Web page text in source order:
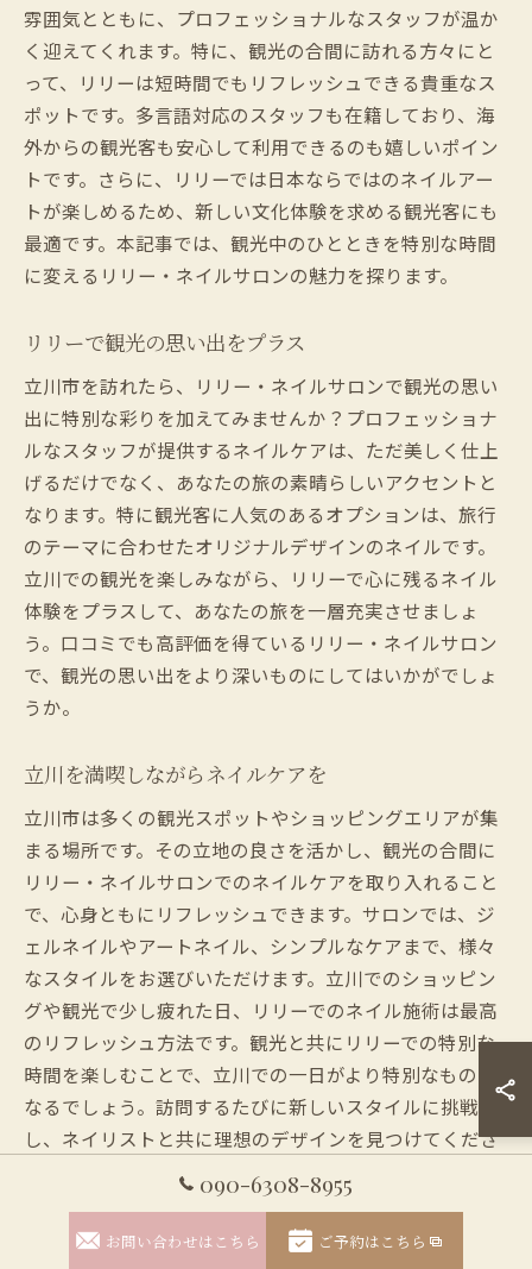
雰囲気とともに、プロフェッショナルなスタッフが温か
く迎えてくれます。特に、観光の合間に訪れる方々にと
って、リリーは短時間でもリフレッシュできる貴重なス
ポットです。多言語対応のスタッフも在籍しており、海
外からの観光客も安心して利用できるのも嬉しいポイン
トです。さらに、リリーでは日本ならではのネイルアー
トが楽しめるため、新しい文化体験を求める観光客にも
最適です。本記事では、観光中のひとときを特別な時間
に変えるリリー・ネイルサロンの魅力を探ります。
リリーで観光の思い出をプラス
立川市を訪れたら、リリー・ネイルサロンで観光の思い
出に特別な彩りを加えてみませんか？プロフェッショナ
ルなスタッフが提供するネイルケアは、ただ美しく仕上
げるだけでなく、あなたの旅の素晴らしいアクセントと
なります。特に観光客に人気のあるオプションは、旅行
のテーマに合わせたオリジナルデザインのネイルです。
立川での観光を楽しみながら、リリーで心に残るネイル
体験をプラスして、あなたの旅を一層充実させましょ
う。口コミでも高評価を得ているリリー・ネイルサロン
で、観光の思い出をより深いものにしてはいかがでしょ
うか。
立川を満喫しながらネイルケアを
立川市は多くの観光スポットやショッピングエリアが集
まる場所です。その立地の良さを活かし、観光の合間に
リリー・ネイルサロンでのネイルケアを取り入れること
で、心身ともにリフレッシュできます。サロンでは、ジ
ェルネイルやアートネイル、シンプルなケアまで、様々
なスタイルをお選びいただけます。立川でのショッピン
グや観光で少し疲れた日、リリーでのネイル施術は最高
のリフレッシュ方法です。観光と共にリリーでの特別な
時間を楽しむことで、立川での一日がより特別なものに
なるでしょう。訪問するたびに新しいスタイルに挑戦
し、ネイリストと共に理想のデザインを見つけてくださ
090-6308-8955
お問い合わせはこちら ご予約はこちら